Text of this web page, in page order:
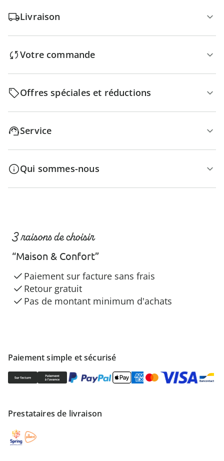
Livraison
Votre commande
Offres spéciales et réductions
Service
Qui sommes-nous
Paiement simple et sécurisé
Prestataires de livraison
3 raisons de choisir
“Maison & Confort”
Paiement sur facture sans frais
Retour gratuit
Pas de montant minimum d'achats